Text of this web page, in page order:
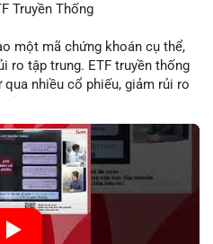
Truyền Thống
một mã chứng khoán cụ thể,
ro tập trung. ETF truyền thống
nhiều cổ phiếu, giảm rủi ro
trường.